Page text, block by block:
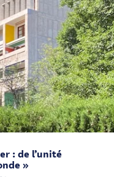
: de l’unité
»